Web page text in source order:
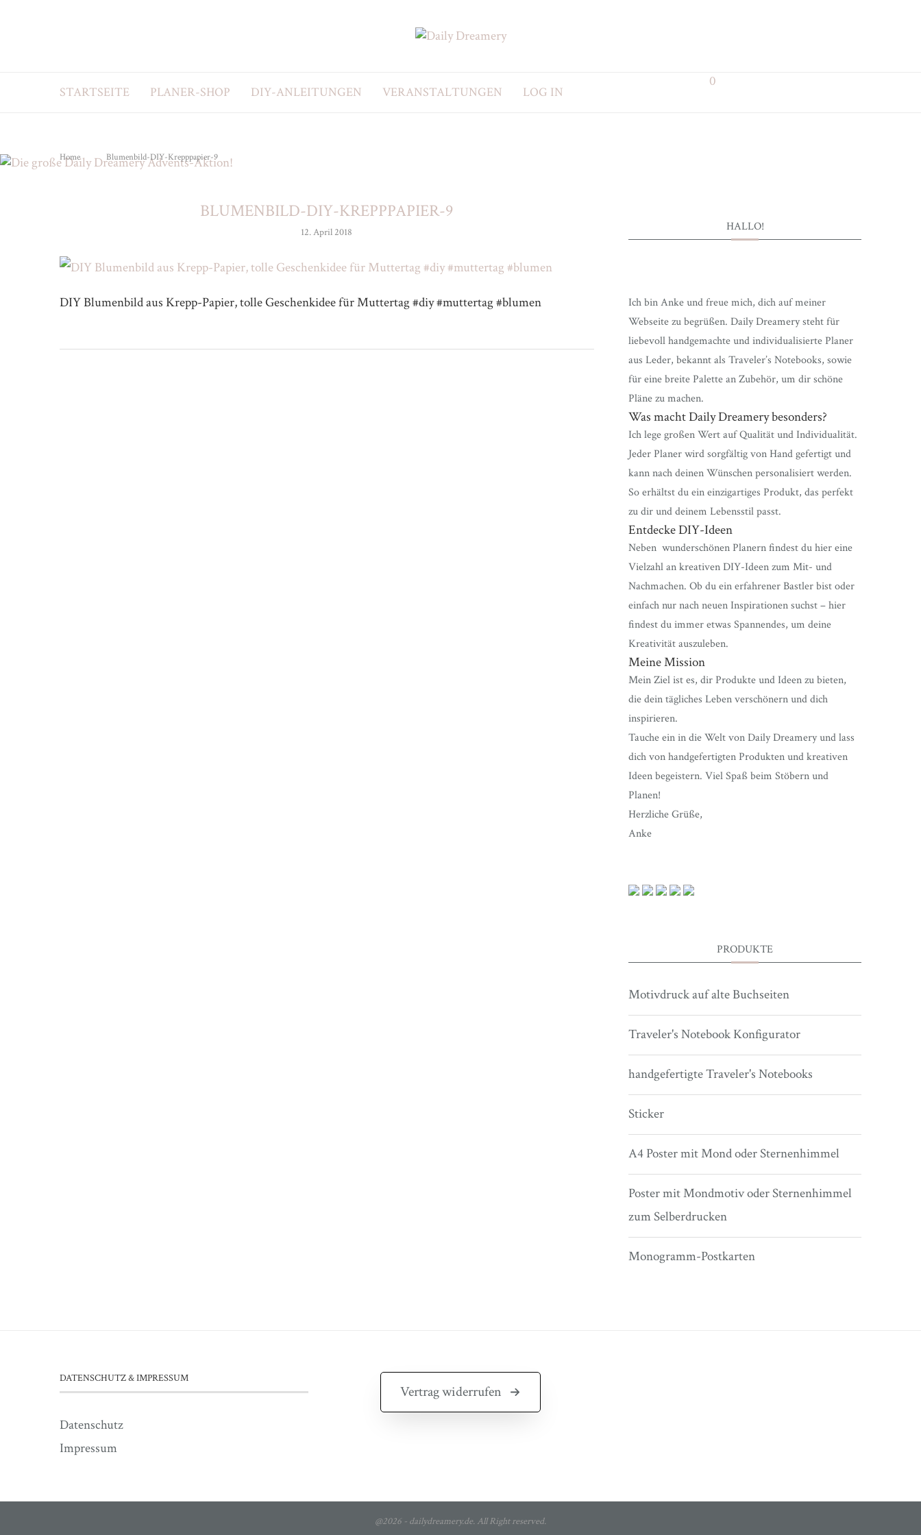
STARTSEITE PLANER-SHOP DIY-ANLEITUNGEN VERANSTALTUNGEN LOG IN
0
Home Blumenbild-DIY-Krepppapier-9
BLUMENBILD-DIY-KREPPPAPIER-9
12. April 2018
DIY Blumenbild aus Krepp-Papier, tolle Geschenkidee für Muttertag #diy #muttertag #blumen
HALLO!
Ich bin Anke und freue mich, dich auf meiner
Webseite zu begrüßen. Daily Dreamery steht für
liebevoll handgemachte und individualisierte Planer
aus Leder, bekannt als Traveler’s Notebooks, sowie
für eine breite Palette an Zubehör, um dir schöne
Pläne zu machen.
Was macht Daily Dreamery besonders?
Ich lege großen Wert auf Qualität und Individualität.
Jeder Planer wird sorgfältig von Hand gefertigt und
kann nach deinen Wünschen personalisiert werden.
So erhältst du ein einzigartiges Produkt, das perfekt
zu dir und deinem Lebensstil passt.
Entdecke DIY-Ideen
Neben wunderschönen Planern findest du hier eine
Vielzahl an kreativen DIY-Ideen zum Mit- und
Nachmachen. Ob du ein erfahrener Bastler bist oder
einfach nur nach neuen Inspirationen suchst – hier
findest du immer etwas Spannendes, um deine
Kreativität auszuleben.
Meine Mission
Mein Ziel ist es, dir Produkte und Ideen zu bieten,
die dein tägliches Leben verschönern und dich
inspirieren.
Tauche ein in die Welt von Daily Dreamery und lass
dich von handgefertigten Produkten und kreativen
Ideen begeistern. Viel Spaß beim Stöbern und
Planen!
Herzliche Grüße,
Anke
PRODUKTE
Motivdruck auf alte Buchseiten
Traveler's Notebook Konfigurator
handgefertigte Traveler's Notebooks
Sticker
A4 Poster mit Mond oder Sternenhimmel
Poster mit Mondmotiv oder Sternenhimmel
zum Selberdrucken
Monogramm-Postkarten
DATENSCHUTZ & IMPRESSUM
Datenschutz
Impressum
Vertrag widerrufen
@2026 - dailydreamery.de. All Right reserved.